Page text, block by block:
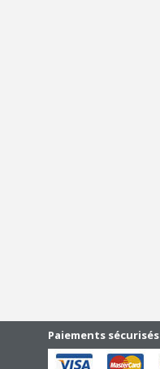
Paiements sécurisés